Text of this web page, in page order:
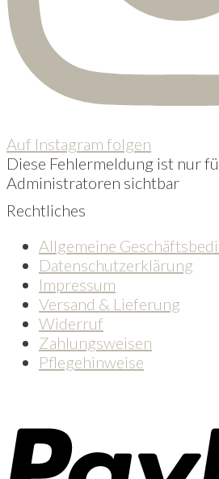
Auf Instagram folgen
Diese Fehlermeldung ist nur
Administratoren sichtbar
Rechtliches
Allgemeine
Datenschutzerklärung
Impressum
Versand & Lieferung
Widerruf
Zahlungsweisen
Pflegehinweise